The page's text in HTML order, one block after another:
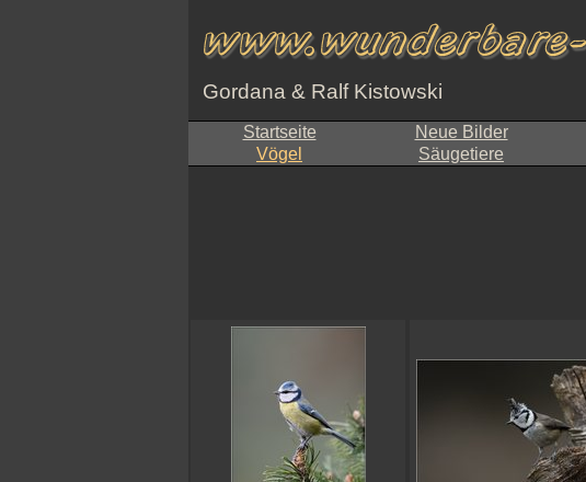
Gordana & Ralf Kistowski
Startseite Neue Bilder
Vögel
Säugetiere